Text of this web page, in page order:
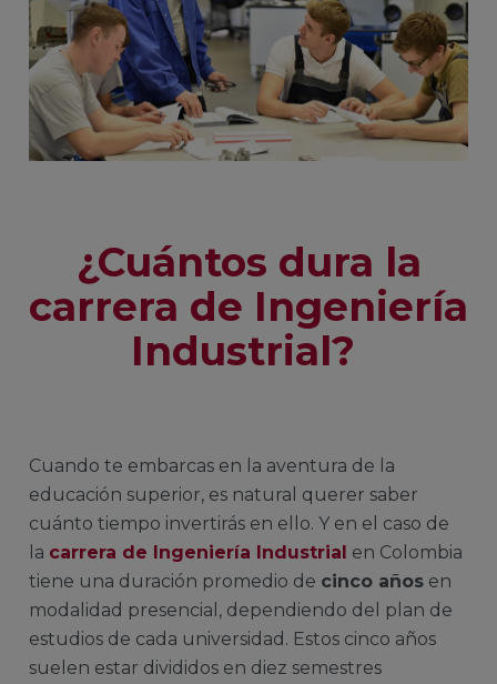
¿Cuántos dura la
carrera de Ingeniería
Industrial?
Cuando te embarcas en la aventura de la
educación superior, es natural querer saber
cuánto tiempo invertirás en ello. Y en el caso de
la carrera de Ingeniería Industrial en Colombia
tiene una duración promedio de cinco años en
modalidad presencial, dependiendo del plan de
estudios de cada universidad. Estos cinco años
suelen estar divididos en diez semestres